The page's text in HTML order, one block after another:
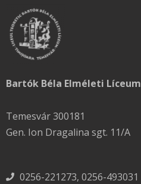
Bartók Béla Elméleti Líceum
Temesvár 300181
Gen. Ion Dragalina sgt. 11/A
0256-221273, 0256-493031